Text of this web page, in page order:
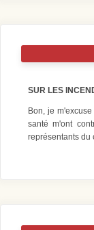
SUR LES
Bon, je
santé m'ont
représentants